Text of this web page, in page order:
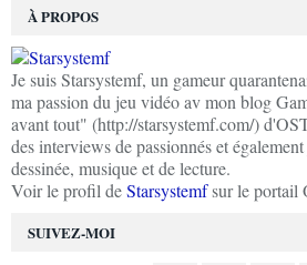
SUIVEZ-MOI
À PROPOS
Je suis Starsystemf, un gameur
ma passion du jeu vidéo av mon blog
avant tout" (http://starsystemf.com/)
des interviews de passionnés et
dessinée, musique et de lecture.
Voir le profil deStarsystemfsur le portail